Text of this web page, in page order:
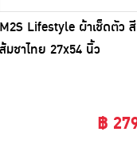
M2S Lifestyle ผ้าเช็ดตัว สี
ส้มชาไทย 27x54 นิ้ว
฿